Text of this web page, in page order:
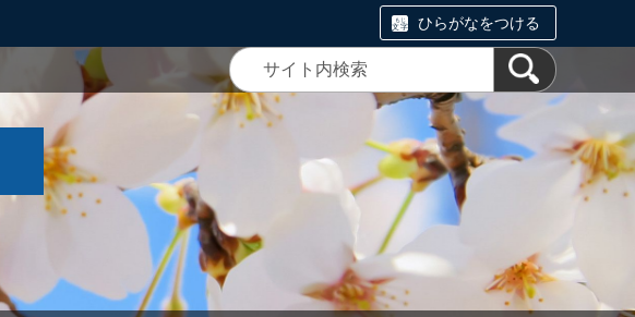
ひらがなをつける